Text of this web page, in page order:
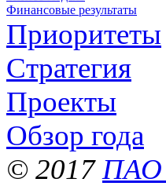
Финансовые результаты
Приоритеты
Стратегия
Проекты
Обзор года
© 2017 ПАО